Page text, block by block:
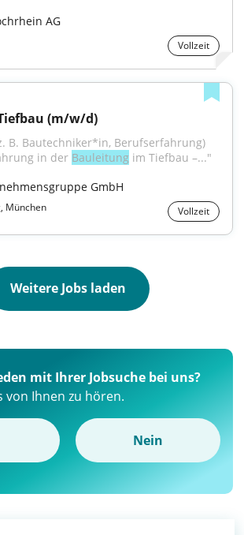
AG
Vollzeit
(m/w/d)
B. Bautechniker*in, Berufserfahrung)
in der Bauleitung im Tiefbau –..."
GmbH
München Vollzeit
Weitere Jobs laden
mit Ihrer Jobsuche bei uns?
von Ihnen zu hören.
Nein